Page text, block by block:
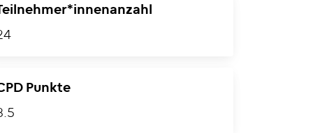
Punkte